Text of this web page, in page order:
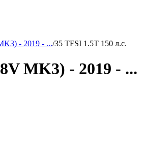
- 2019 - .../35 TFSI 1.5T 150 л.с.
MK3) - 2019 - ...